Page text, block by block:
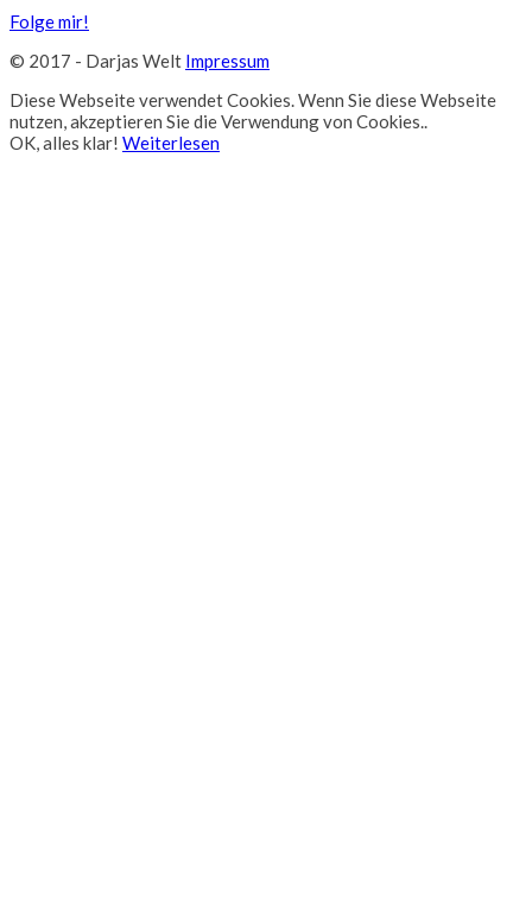
Folge mir!
© 2017 - Darjas Welt Impressum
Diese Webseite verwendet Cookies. Wenn Sie diese Webseite
nutzen, akzeptieren Sie die Verwendung von Cookies..
OK, alles klar! Weiterlesen